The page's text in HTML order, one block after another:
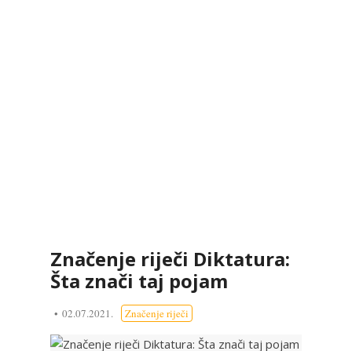
Značenje riječi Diktatura:
Šta znači taj pojam
02.07.2021. Značenje riječi